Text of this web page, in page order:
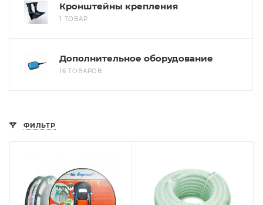
Кронштейны крепления
1 ТОВАР
Дополнительное оборудование
16 ТОВАРОВ
ФИЛЬТР